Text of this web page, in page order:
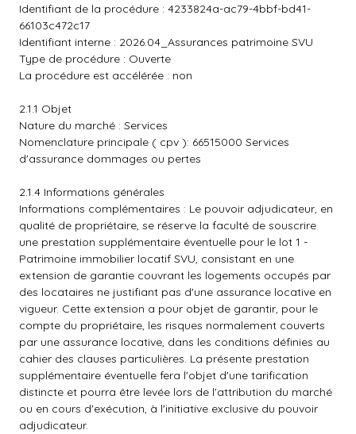
Identifiant de la procédure : 4233824a-ac79-4bbf-bd41-
66103c472c17
Identifiant interne : 2026.04_Assurances patrimoine SVU
Type de procédure : Ouverte
La procédure est accélérée : non
2.1.1 Objet
Nature du marché : Services
Nomenclature principale ( cpv ): 66515000 Services
d'assurance dommages ou pertes
2.1.4 Informations générales
Informations complémentaires : Le pouvoir adjudicateur, en
qualité de propriétaire, se réserve la faculté de souscrire
une prestation supplémentaire éventuelle pour le lot 1 -
Patrimoine immobilier locatif SVU, consistant en une
extension de garantie couvrant les logements occupés par
des locataires ne justifiant pas d'une assurance locative en
vigueur. Cette extension a pour objet de garantir, pour le
compte du propriétaire, les risques normalement couverts
par une assurance locative, dans les conditions définies au
cahier des clauses particulières. La présente prestation
supplémentaire éventuelle fera l'objet d'une tarification
distincte et pourra être levée lors de l'attribution du marché
ou en cours d'exécution, à l'initiative exclusive du pouvoir
adjudicateur.